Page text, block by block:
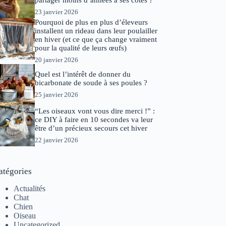
23 janvier 2026
Pourquoi de plus en plus d’éleveurs
installent un rideau dans leur poulailler
en hiver (et ce que ça change vraiment
pour la qualité de leurs œufs)
20 janvier 2026
Quel est l’intérêt de donner du
bicarbonate de soude à ses poules ?
25 janvier 2026
“Les oiseaux vont vous dire merci !” :
ce DIY à faire en 10 secondes va leur
être d’un précieux secours cet hiver
22 janvier 2026
Actualités
Chat
Chien
Oiseau